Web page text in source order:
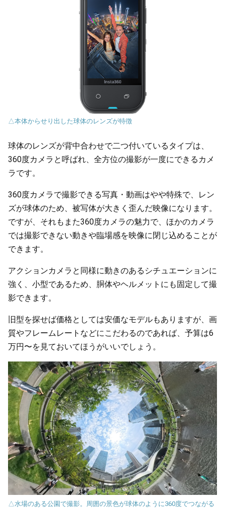
△本体からせり出した球体のレンズが特徴
球体のレンズが背中合わせで二つ付いているタイプは、
360度カメラと呼ばれ、全方位の撮影が一度にできるカメ
ラです。
360度カメラで撮影できる写真・動画はやや特殊で、レン
ズが球体のため、被写体が大きく歪んだ映像になります。
ですが、それもまた360度カメラの魅力で、ほかのカメラ
では撮影できない動きや臨場感を映像に閉じ込めることが
できます。
アクションカメラと同様に動きのあるシチュエーションに
強く、小型であるため、胴体やヘルメットにも固定して撮
影できます。
旧型を探せば価格としては安価なモデルもありますが、画
質やフレームレートなどにこだわるのであれば、予算は6
万円〜を見ておいてほうがいいでしょう。
△水場のある公園で撮影。周囲の景色が球体のように360度でつながる